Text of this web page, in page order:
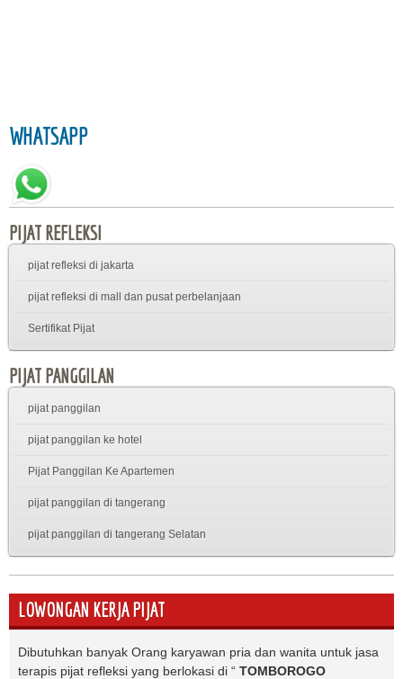
WHATSAPP
PIJAT REFLEKSI
pijat refleksi di jakarta
pijat refleksi di mall dan pusat perbelanjaan
Sertifikat Pijat
PIJAT PANGGILAN
pijat panggilan
pijat panggilan ke hotel
Pijat Panggilan Ke Apartemen
pijat panggilan di tangerang
pijat panggilan di tangerang Selatan
LOWONGAN KERJA PIJAT
Dibutuhkan banyak Orang karyawan pria dan wanita untuk jasa
terapis pijat refleksi yang berlokasi di “ TOMBOROGO